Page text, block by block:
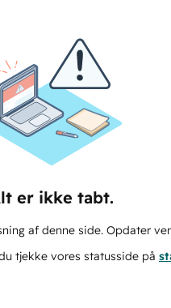
er ikke tabt.
af denne side. Opdater
tjekke vores statusside på